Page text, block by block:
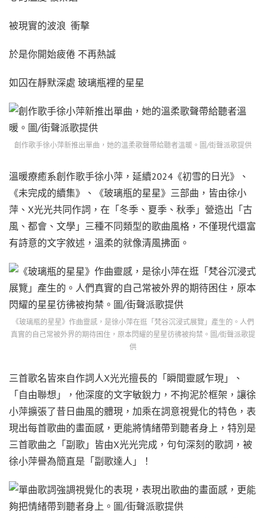
被現實的波浪 衝擊
於是你開始疲倦 不再熱誠
如囚在靜默深處 玻璃瓶裡的星星
創作歌手徐小萍新推出單曲，她的溫柔歌聲帶給聽者溫暖。圖/街聲派歌提供
溫暖療癒系創作歌手徐小萍，延續2024《初雪的日光》、
《未完成的續集》、《玻璃瓶的星星》三部曲，皆由徐小
萍、X光光共同作詞，在「冬季、夏季、秋季」營造出「古
風、都會、文學」三種不同類型的歌曲風格，不僅現代還富
有詩意的文字敘述，溫柔的就像清風拂面。
《玻璃瓶的星星》作曲靈感，是徐小萍在逛「梵谷沉浸式展覽」產生的。人們
真實的自己常被外界的期待困住，原本閃耀的星星彷彿被拘禁。圖/街聲派歌提
供
三首歌名皆來自作詞人X光光擅長的「瞬間靈感乍現」、
「自由聯想」，他深度的文字敏銳力，不拘泥於框架，讓徐
小萍擴張了昔日曲風的體現，加乘在詞意視覺化的特色，表
現出每首歌曲的畫面感，更能將情緒帶到聽者身上，特別是
三首歌曲之「副歌」皆由X光光完成，句句深刻的歌詞，被
徐小萍譽為簡直是「副歌達人」！